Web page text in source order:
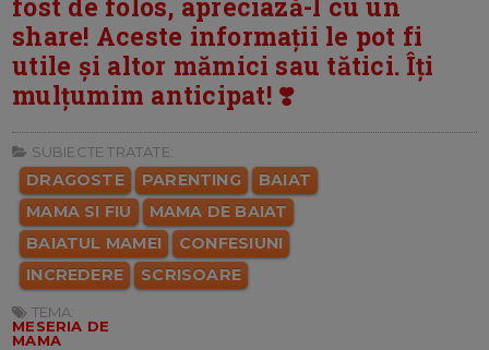
share! Aceste informații le pot fi
utile și altor mămici sau tătici. Îți
mulțumim anticipat! ❣️
SUBIECTE TRATATE:
DRAGOSTE PARENTING
BAIAT
MAMA SI FIU
MAMA DE BAIAT
BAIATUL MAMEI
CONFESIUNI
INCREDERE
SCRISOARE
TEMA:
MESERIA DE
MAMA